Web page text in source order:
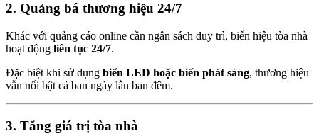
2. Quảng bá thương hiệu 24/7
Khác với quảng cáo online cần ngân sách duy trì, biển hiệu tòa nhà
hoạt động liên tục 24/7.
Đặc biệt khi sử dụng biển LED hoặc biển phát sáng, thương hiệu
vẫn nổi bật cả ban ngày lẫn ban đêm.
3. Tăng giá trị tòa nhà